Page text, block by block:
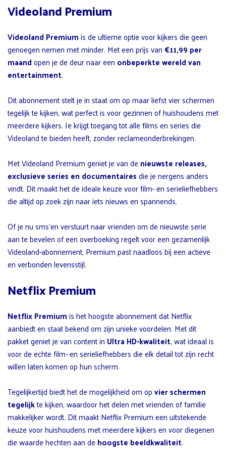
Videoland Premium
Videoland Premiumis de ultieme optie voor kijkers die geen
genoegen nemen met minder. Met een prijs van€11,99 per
maandopen je de deur naar een onbeperkte wereld van
entertainment.
Dit abonnement stelt je in staat om op maar liefst vier schermen
tegelijk te kijken, wat perfect is voor gezinnen of huishoudens met
meerdere kijkers. Je krijgt toegang tot alle films en series die
Videoland te bieden heeft, zonder reclameonderbrekingen.
Met Videoland Premium geniet je van denieuwste releases,
exclusieve series en documentairesdie je nergens anders
vindt. Dit maakt het de ideale keuze voor film- en serieliefhebbers
die altijd op zoek zijn naar iets nieuws en spannends.
Of je nu sms’en verstuurt naar vrienden om de nieuwste serie
aan te bevelen of een overboeking regelt voor een gezamenlijk
Videoland-abonnement, Premium past naadloos bij een actieve
en verbonden levensstijl.
Netflix Premium
Netflix Premiumis het hoogste abonnement dat Netflix
aanbiedt en staat bekend om zijn unieke voordelen. Met dit
pakket geniet je van content in Ultra HD-kwaliteit, wat ideaal is
voor de echte film- en serieliefhebbers die elk detail tot zijn recht
willen laten komen op hun scherm.
Tegelijkertijd biedt het de mogelijkheid om opvier schermen
tegelijkte kijken, waardoor het delen met vrienden of familie
makkelijker wordt. Dit maakt Netflix Premium een uitstekende
keuze voor huishoudens met meerdere kijkers en voor diegenen
die waarde hechten aan dehoogste beeldkwaliteit.